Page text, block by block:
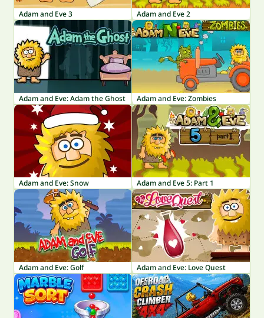
Adam and Eve 3 Adam and Eve 2
Adam and Eve: Adam the Ghost Adam and Eve: Zombies
Adam and Eve: Snow Adam and Eve 5: Part 1
Adam and Eve: Golf Adam and Eve: Love Quest